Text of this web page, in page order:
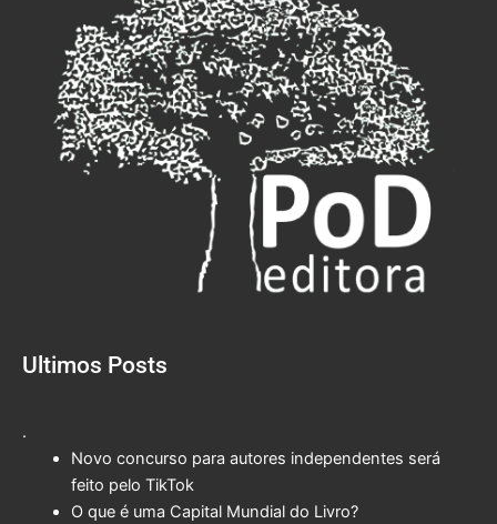
Ultimos Posts
.
Novo concurso para autores independentes será
feito pelo TikTok
O que é uma Capital Mundial do Livro?